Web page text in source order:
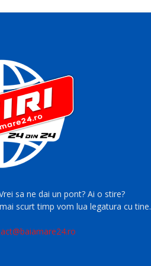
sa ne dai un pont? Ai o stire?
scurt timp vom lua legatura cu tine.